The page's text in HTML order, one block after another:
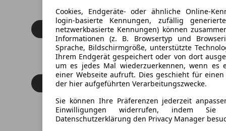
Cookies, Endgeräte- oder ähnliche Online-
login-basierte Kennungen, zufällig
netzwerkbasierte Kennungen) können
Informationen (z. B. Browsertyp und
Sprache, Bildschirmgröße, unterstützte
Ihrem Endgerät gespeichert oder von dort
um es jedes Mal wiederzuerkennen, wenn es
einer Webseite aufruft. Dies geschieht für
der hier aufgeführten Verarbeitungszwecke.
Sie können Ihre Präferenzen jederzeit
Einwilligungen widerrufen, indem
Datenschutzerklärung den Privacy Manager